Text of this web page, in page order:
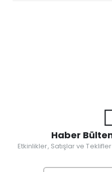
Haber
Etkinlikler, Satışlar ve